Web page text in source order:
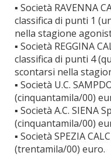
▪ Società RAVENNA
classifica di punti 1
nella stagione
▪ Società REGGINA
classifica di punti 4
scontarsi nella
▪ Società U.C.
(cinquantamila/00)
▪ Società A.C. SIENA
(cinquantamila/00)
▪ Società SPEZIA
(trentamila/00) euro.